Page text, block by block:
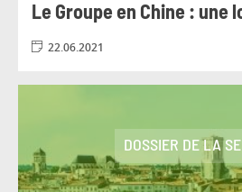
#VIE DE L'ENTREPRISE
#VOTRE ARGENT
#ÉNERGIE
Le Groupe en Chine : une
22.06.2021
DOSSIER DE LA